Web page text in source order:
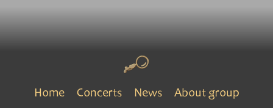
Home Concerts News About group